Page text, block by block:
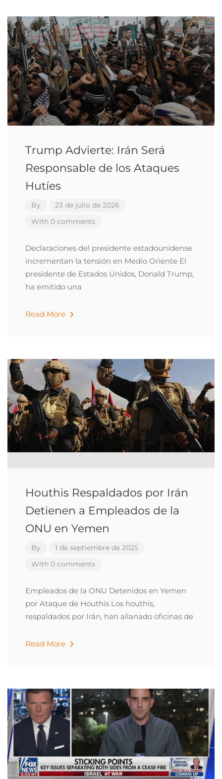
Trump Advierte: Irán Será
Responsable de los Ataques
Hutíes
By
23 de julio de 2026
With 0 comments
Declaraciones del presidente estadounidense
incrementan la tensión en Medio Oriente El
presidente de Estados Unidos, Donald Trump,
ha emitido una
Read More
Houthis Respaldados por Irán
Detienen a Empleados de la
ONU en Yemen
By
1 de septiembre de 2025
With 0 comments
Empleados de la ONU Detenidos en Yemen
por Ataque de Houthis Los houthis,
respaldados por Irán, han allanado oficinas de
Read More